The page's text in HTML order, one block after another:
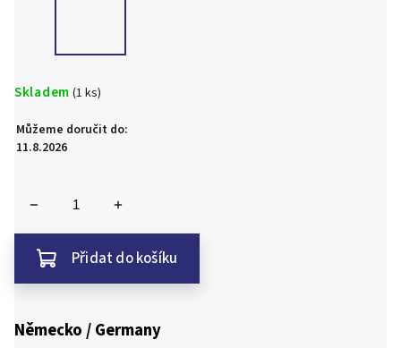
Skladem (1 ks)
Můžeme doručit do:
11.8.2026
Přidat do košíku
Německo / Germany